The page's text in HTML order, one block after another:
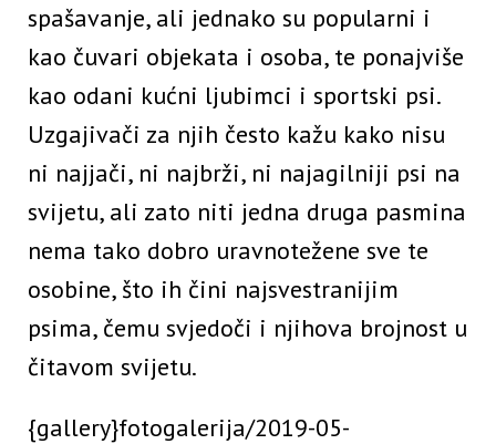
spašavanje, ali jednako su popularni i
kao čuvari objekata i osoba, te ponajviše
kao odani kućni ljubimci i sportski psi.
Uzgajivači za njih često kažu kako nisu
ni najjači, ni najbrži, ni najagilniji psi na
svijetu, ali zato niti jedna druga pasmina
nema tako dobro uravnotežene sve te
osobine, što ih čini najsvestranijim
psima, čemu svjedoči i njihova brojnost u
čitavom svijetu.
{gallery}fotogalerija/2019-05-